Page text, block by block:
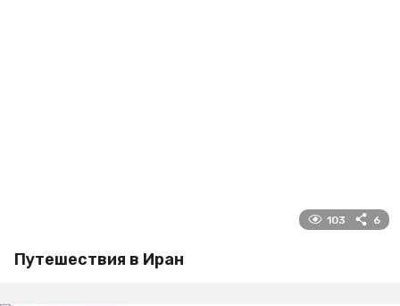
103 6
Путешествия в Иран